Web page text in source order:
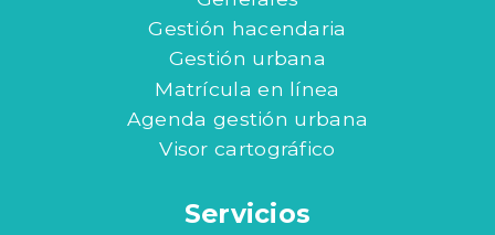
Gestión hacendaria
Gestión urbana
Matrícula en línea
Agenda gestión urbana
Visor cartográfico
Servicios